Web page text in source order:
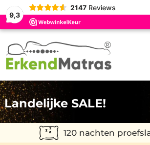
9,3
2147 Reviews
Landelijke SALE!
120 nachten